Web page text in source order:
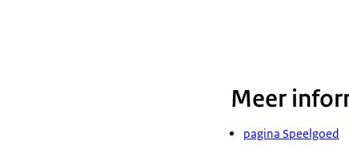
Meer
pagina Speelgoed